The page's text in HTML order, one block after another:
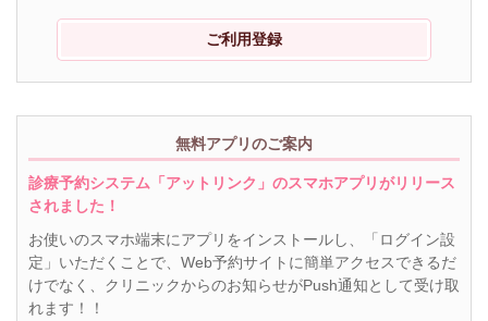
ご利用登録
無料アプリのご案内
診療予約システム「アットリンク」のスマホアプリがリリース
されました！
お使いのスマホ端末にアプリをインストールし、「ログイン設
定」いただくことで、Web予約サイトに簡単アクセスできるだ
けでなく、クリニックからのお知らせがPush通知として受け取
れます！！